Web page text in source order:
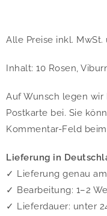
Alle Preise inkl.
Inhalt: 10 Rosen,
Auf Wunsch legen
Postkarte bei. Sie
Kommentar-Feld
Lieferung in
✓ Lieferung genau
✓ Bearbeitung: 1–2
✓ Lieferdauer: unter